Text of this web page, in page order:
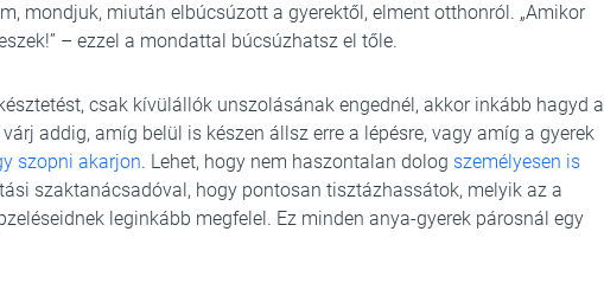
mondjuk, miután elbúcsúzott a gyerektől, elment otthonról. „Amikor
– ezzel a mondattal búcsúzhatsz el tőle.
csak kívülállók unszolásának engednél, akkor inkább hagyd a
addig, amíg belül is készen állsz erre a lépésre, vagy amíg a gyerek
szopni akarjon. Lehet, hogy nem haszontalan dolog személyesen is
szaktanácsadóval, hogy pontosan tisztázhassátok, melyik az a
leginkább megfelel. Ez minden anya-gyerek párosnál egy